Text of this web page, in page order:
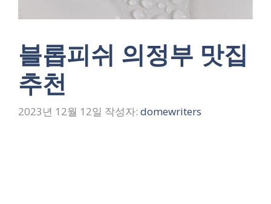
블롭피쉬 의정부 맛집
추천
2023년 12월 12일 작성자: domewriters